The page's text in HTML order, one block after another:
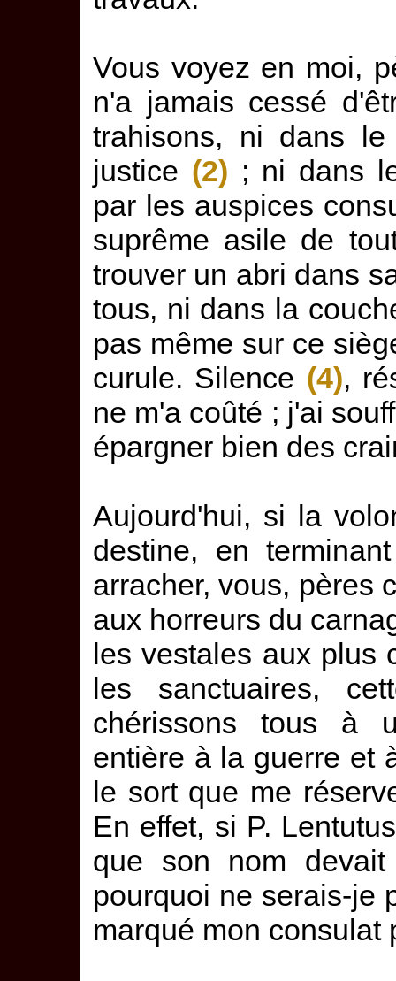
Vous voyez en moi,
n'a jamais cessé
trahisons, ni dans
justice (2) ; ni dans
par les auspices
suprême asile de
trouver un abri dans
tous, ni dans la
pas même sur ce
curule. Silence (4),
ne m'a coûté ; j'ai
épargner bien des
Aujourd'hui, si la
destine, en
arracher, vous, pères
aux horreurs du
les vestales aux plus
les sanctuaires,
chérissons tous à
entière à la guerre et
le sort que me
En effet, si P.
que son nom
pourquoi ne serais-je
marqué mon consulat